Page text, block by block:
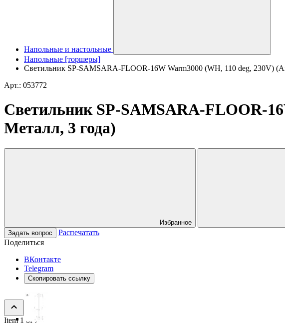
Напольные и настольные
Напольные [торшеры]
Светильник SP-SAMSARA-FLOOR-16W Warm3000 (WH, 110 deg, 230V)
Арт.: 053772
Светильник SP-SAMSARA-FLOOR-
Металл, 3 года)
Избранное
Задать вопрос
Распечатать
Поделиться
ВКонтакте
Telegram
Скопировать ссылку
Item 1 of 7